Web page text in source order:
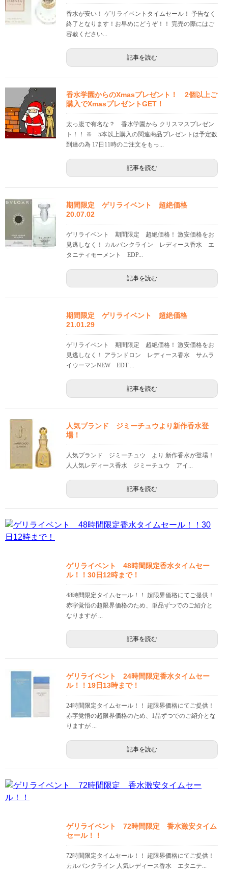
香水が安い！ ゲリライベントタイムセール！ 予告なく
終了となります！お早めにどうぞ！！ 完売の際にはご
容赦ください...
記事を読む
香水学園からのXmasプレゼント！ 2個以上ご
購入でXmasプレゼントGET！
太っ腹で有名な？ 香水学園から クリスマスプレゼン
ト！！ ※ 5本以上購入の関連商品プレゼントは予定数
到達の為 17日11時のご注文をもっ...
記事を読む
期間限定 ゲリライベント 超絶価格
20.07.02
ゲリライベント 期間限定 超絶価格！ 激安価格をお
見逃しなく！ カルバンクライン レディース香水 エ
タニティモーメント EDP...
記事を読む
期間限定 ゲリライベント 超絶価格
21.01.29
ゲリライベント 期間限定 超絶価格！ 激安価格をお
見逃しなく！ アランドロン レディース香水 サムラ
イウーマンNEW EDT ...
記事を読む
人気ブランド ジミーチュウより新作香水登
場！
人気ブランド ジミーチュウ より 新作香水が登場！
人人気レディース香水 ジミーチュウ アイ...
記事を読む
ゲリライベント 48時間限定香水タイムセー
ル！！30日12時まで！
48時間限定タイムセール！！ 超限界価格にてご提供！
赤字覚悟の超限界価格のため、単品ずつでのご紹介と
なりますが ...
記事を読む
ゲリライベント 24時間限定香水タイムセー
ル！！19日13時まで！
24時間限定タイムセール！！ 超限界価格にてご提供！
赤字覚悟の超限界価格のため、1品ずつでのご紹介とな
りますが ...
記事を読む
ゲリライベント 72時間限定 香水激安タイム
セール！！
72時間限定タイムセール！！ 超限界価格にてご提供！
カルバンクライン 人気レディース香水 エタニテ...